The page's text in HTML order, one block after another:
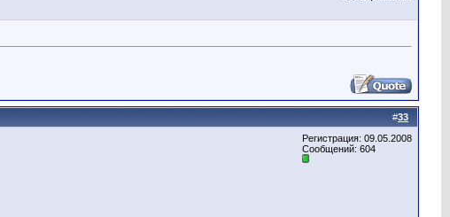
#33
Регистрация: 09.05.2008
Сообщений: 604